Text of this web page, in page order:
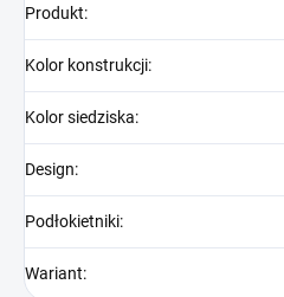
Produkt:
Kolor konstrukcji:
Kolor siedziska:
Design:
Podłokietniki:
Wariant: